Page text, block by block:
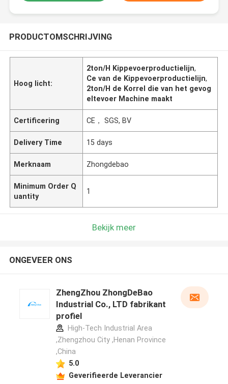
PRODUCTOMSCHRIJVING
Hoog licht:
2ton/H Kippevoerproductielijn,
Ce van de Kippevoerproductielijn,
2ton/H de Korrel die van het gevog
eltevoer Machine maakt
Certificering CE， SGS, BV
Delivery Time 15 days
Merknaam Zhongdebao
Minimum Order Q
uantity
1
Bekijk meer
ONGEVEER ONS
ZhengZhou ZhongDeBao
Industrial Co., LTD fabrikant
profiel
High-Tech Industrial Area
,Zhengzhou City ,Henan Province
,China
5.0
Geverifieerde Leverancier